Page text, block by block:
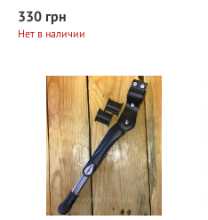
330 грн
Нет в наличии